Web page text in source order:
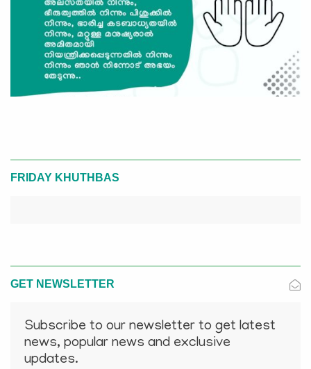
FRIDAY KHUTHBAS
GET NEWSLETTER
Subscribe to our newsletter to get latest
news, popular news and exclusive
updates.